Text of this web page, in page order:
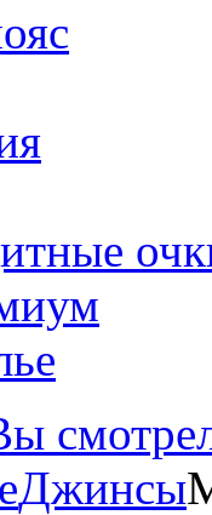
Джинсы